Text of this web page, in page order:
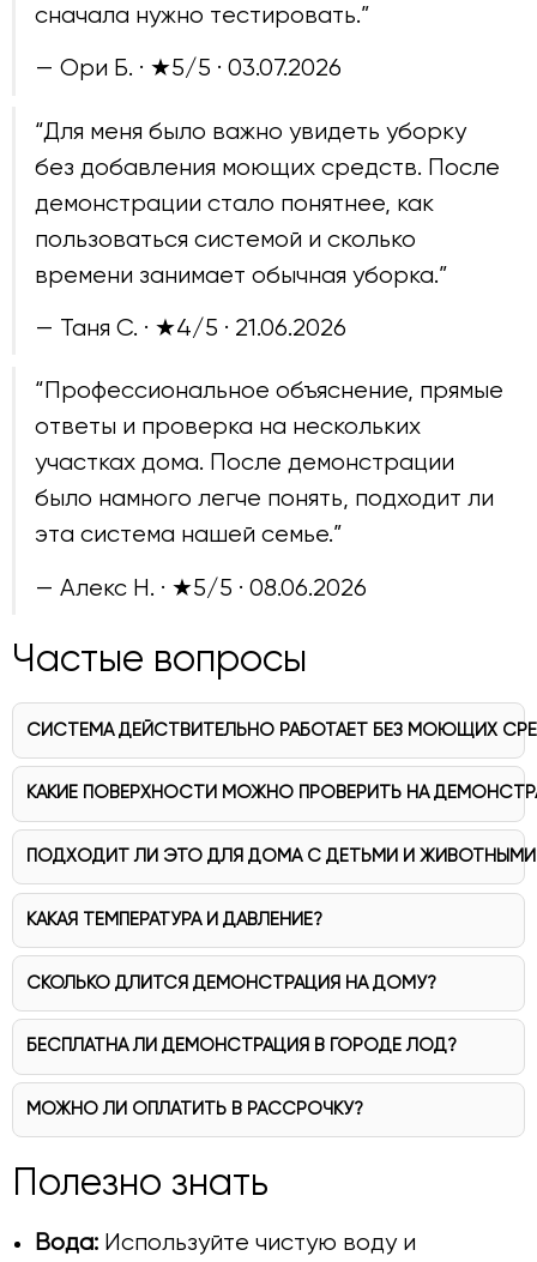
сначала нужно тестировать.”
— Ори Б. · ★5/5 · 03.07.2026
“Для меня было важно увидеть уборку
без добавления моющих средств. После
демонстрации стало понятнее, как
пользоваться системой и сколько
времени занимает обычная уборка.”
— Таня С. · ★4/5 · 21.06.2026
“Профессиональное объяснение, прямые
ответы и проверка на нескольких
участках дома. После демонстрации
было намного легче понять, подходит ли
эта система нашей семье.”
— Алекс Н. · ★5/5 · 08.06.2026
Частые вопросы
СИСТЕМА ДЕЙСТВИТЕЛЬНО РАБОТАЕТ БЕЗ МОЮЩИХ
КАКИЕ ПОВЕРХНОСТИ МОЖНО ПРОВЕРИТЬ НА
ПОДХОДИТ ЛИ ЭТО ДЛЯ ДОМА С ДЕТЬМИ И
КАКАЯ ТЕМПЕРАТУРА И ДАВЛЕНИЕ?
СКОЛЬКО ДЛИТСЯ ДЕМОНСТРАЦИЯ НА ДОМУ?
БЕСПЛАТНА ЛИ ДЕМОНСТРАЦИЯ В ГОРОДЕ ЛОД?
МОЖНО ЛИ ОПЛАТИТЬ В РАССРОЧКУ?
Полезно знать
Вода: Используйте чистую воду и